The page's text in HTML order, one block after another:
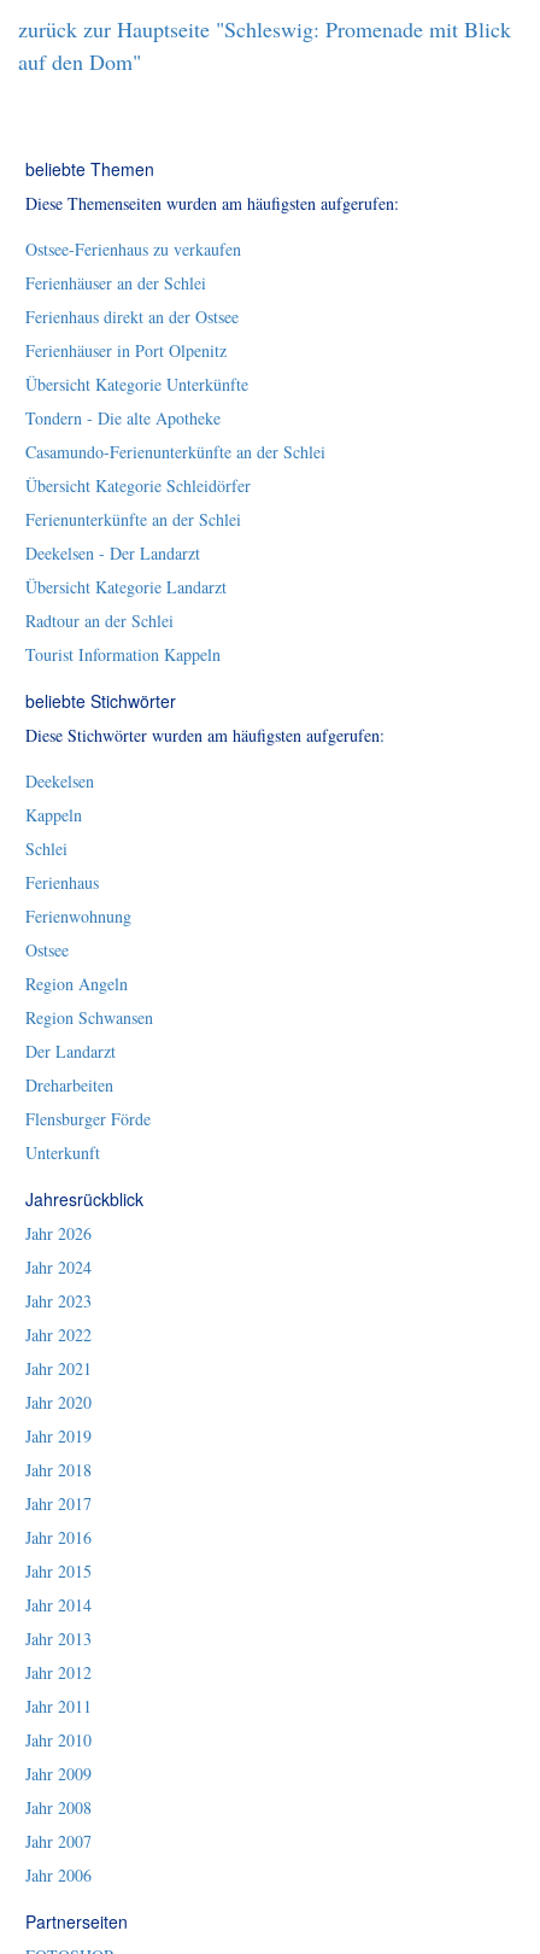
zurück zur Hauptseite "Schleswig: Promenade mit Blick
auf den Dom"
beliebte Themen
Diese Themenseiten wurden am häufigsten aufgerufen:
Ostsee-Ferienhaus zu verkaufen
Ferienhäuser an der Schlei
Ferienhaus direkt an der Ostsee
Ferienhäuser in Port Olpenitz
Übersicht Kategorie Unterkünfte
Tondern - Die alte Apotheke
Casamundo-Ferienunterkünfte an der Schlei
Übersicht Kategorie Schleidörfer
Ferienunterkünfte an der Schlei
Deekelsen - Der Landarzt
Übersicht Kategorie Landarzt
Radtour an der Schlei
Tourist Information Kappeln
beliebte Stichwörter
Diese Stichwörter wurden am häufigsten aufgerufen:
Deekelsen
Kappeln
Schlei
Ferienhaus
Ferienwohnung
Ostsee
Region Angeln
Region Schwansen
Der Landarzt
Dreharbeiten
Flensburger Förde
Unterkunft
Jahresrückblick
Jahr 2026
Jahr 2024
Jahr 2023
Jahr 2022
Jahr 2021
Jahr 2020
Jahr 2019
Jahr 2018
Jahr 2017
Jahr 2016
Jahr 2015
Jahr 2014
Jahr 2013
Jahr 2012
Jahr 2011
Jahr 2010
Jahr 2009
Jahr 2008
Jahr 2007
Jahr 2006
Partnerseiten